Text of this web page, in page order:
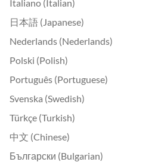
Italiano (Italian)
日本語 (Japanese)
Nederlands (Nederlands)
Polski (Polish)
Português (Portuguese)
Svenska (Swedish)
Türkçe (Turkish)
中文 (Chinese)
Български (Bulgarian)